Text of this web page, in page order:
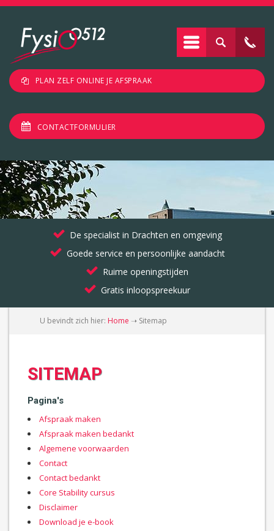
PLAN ZELF ONLINE JE AFSPRAAK
CONTACTFORMULIER
De specialist in Drachten en omgeving
Goede service en persoonlijke aandacht
Ruime openingstijden
Gratis inloopspreekuur
U bevindt zich hier: Home ➝ Sitemap
SITEMAP
Pagina's
Afspraak maken
Afspraak maken bedankt
Algemene voorwaarden
Contact
Contact bedankt
Core Stability cursus
Disclaimer
Download je e-book